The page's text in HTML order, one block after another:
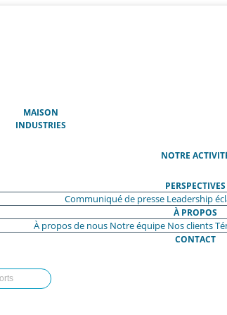
MAISON(ACTUEL)
INDUSTRIES
NOTRE
PERSPECTIVES
Communiqué de presse Leadership
À PROPOS
À propos de nous Notre équipe Nos clients
CONTACT